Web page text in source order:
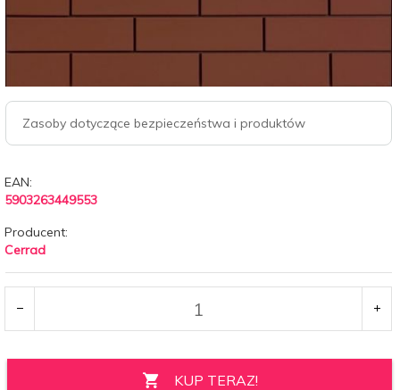
Zasoby dotyczące bezpieczeństwa i produktów
EAN:
5903263449553
Producent:
Cerrad
KUP TERAZ!